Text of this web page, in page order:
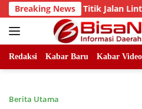
Skip
to
content
Breaking News
Titik Jalan Lintas
Redaksi Kabar Baru Kabar Video
Berita Utama